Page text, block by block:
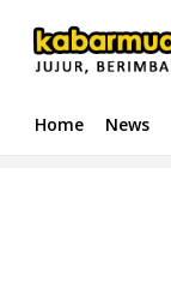
Home News